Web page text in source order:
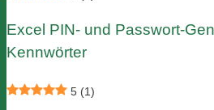
Excel PIN- und Passwort-
Kennwörter
5 (1)